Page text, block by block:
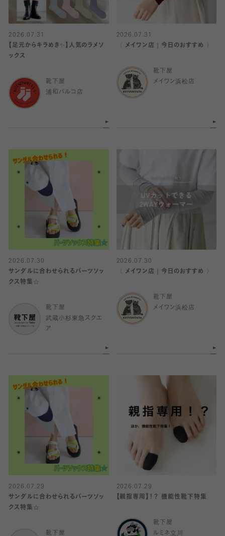
2026.07.31
【足元からキラめき✨️】人気のラメソ
ックス
靴下屋
浦和パルコ店
2026.07.31
〈 メイワン店｜今日のおすすめ 〉
靴下屋
メイワン浜松店
2026.07.30
サンダルに合わせられるパーツソッ
クス特集☆
靴下屋
武蔵小杉東急スクエ
ア
2026.07.30
〈 メイワン店｜今日のおすすめ 〉
靴下屋
メイワン浜松店
2026.07.29
サンダルに合わせられるパーツソッ
クス特集☆
靴下屋
2026.07.29
【親指専用】！？ 機能性靴下特集
靴下屋
ルミネ立川